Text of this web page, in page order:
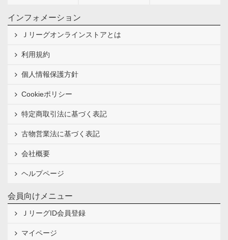
インフォメーション
Ｊリーグオンラインストアとは
利用規約
個人情報保護方針
Cookieポリシー
特定商取引法に基づく表記
古物営業法に基づく表記
会社概要
ヘルプページ
会員向けメニュー
ＪリーグID会員登録
マイページ